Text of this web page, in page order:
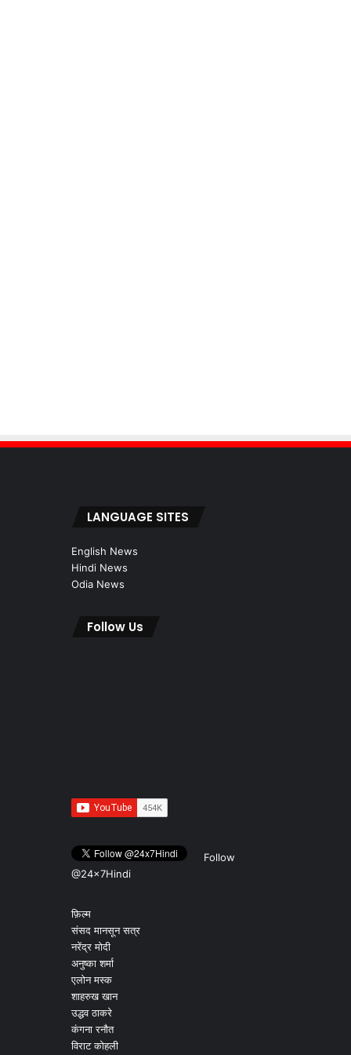
LANGUAGE SITES
English News
Hindi News
Odia News
Follow Us
Follow
@24x7Hindi
फ़िल्म
संसद मानसून सत्र
नरेंद्र मोदी
अनुष्का शर्मा
एलोन मस्क
शाहरुख खान
उद्धव ठाकरे
कंगना रनौत
विराट कोहली